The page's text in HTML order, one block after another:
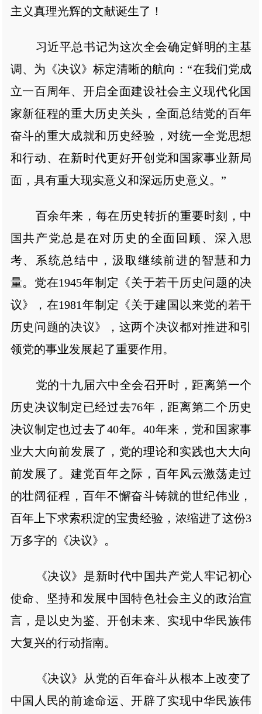
主义真理光辉的文献诞生了！
习近平总书记为这次全会确定鲜明的主基
调、为《决议》标定清晰的航向：“在我们党成
立一百周年、开启全面建设社会主义现代化国
家新征程的重大历史关头，全面总结党的百年
奋斗的重大成就和历史经验，对统一全党思想
和行动、在新时代更好开创党和国家事业新局
面，具有重大现实意义和深远历史意义。”
百余年来，每在历史转折的重要时刻，中
国共产党总是在对历史的全面回顾、深入思
考、系统总结中，汲取继续前进的智慧和力
量。党在1945年制定《关于若干历史问题的决
议》，在1981年制定《关于建国以来党的若干
历史问题的决议》，这两个决议都对推进和引
领党的事业发展起了重要作用。
党的十九届六中全会召开时，距离第一个
历史决议制定已经过去76年，距离第二个历史
决议制定也过去了40年。40年来，党和国家事
业大大向前发展了，党的理论和实践也大大向
前发展了。建党百年之际，百年风云激荡走过
的壮阔征程，百年不懈奋斗铸就的世纪伟业，
百年上下求索积淀的宝贵经验，浓缩进了这份3
万多字的《决议》。
《决议》是新时代中国共产党人牢记初心
使命、坚持和发展中国特色社会主义的政治宣
言，是以史为鉴、开创未来、实现中华民族伟
大复兴的行动指南。
《决议》从党的百年奋斗从根本上改变了
中国人民的前途命运、开辟了实现中华民族伟